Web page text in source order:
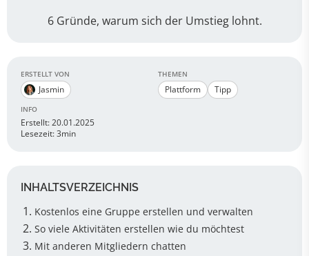
6 Gründe, warum sich der Umstieg lohnt.
ERSTELLT VON
Jasmin
THEMEN
Plattform Tipp
INFO
Erstellt: 20.01.2025
Lesezeit: 3min
INHALTSVERZEICHNIS
Kostenlos eine Gruppe erstellen und verwalten
So viele Aktivitäten erstellen wie du möchtest
Mit anderen Mitgliedern chatten